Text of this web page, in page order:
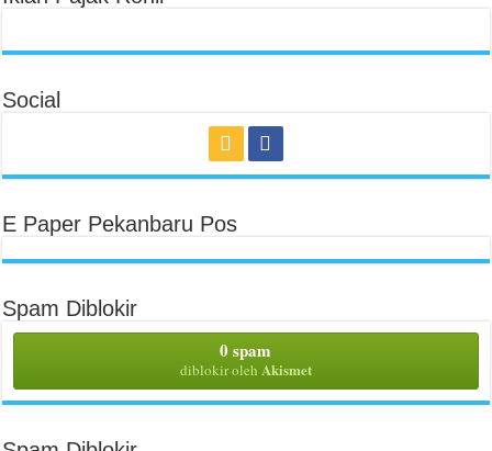
Social
E Paper Pekanbaru Pos
Spam Diblokir
0 spam
diblokir oleh Akismet